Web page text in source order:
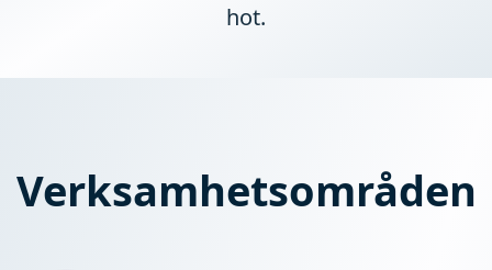
hot.
Verksamhetsområden